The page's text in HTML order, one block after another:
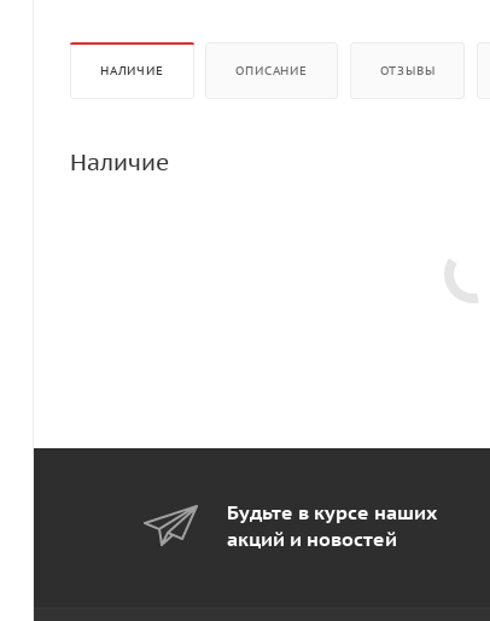
НАЛИЧИЕ ОПИСАНИЕ ОТЗЫВЫ
Наличие
Будьте в курсе наших
акций и новостей